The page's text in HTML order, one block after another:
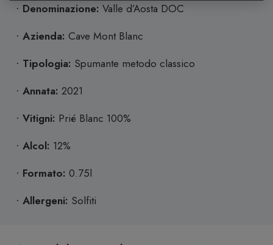
· Denominazione: Valle d’Aosta DOC
· Azienda: Cave Mont Blanc
· Tipologia: Spumante metodo classico
· Annata: 2021
· Vitigni: Prié Blanc 100%
· Alcol: 12%
· Formato: 0.75l
· Allergeni: Solfiti